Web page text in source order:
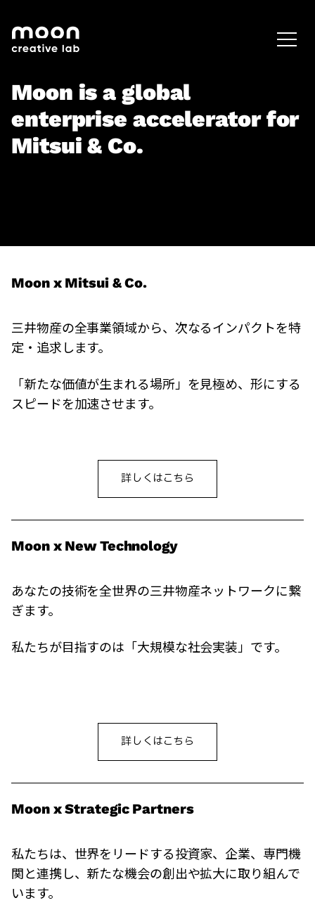
HOME
CAREERS
LEADERSHIP
Moon is a global
enterprise accelerator for
Mitsui & Co.
Moon x Mitsui & Co.
三井物産の全事業領域から、次なるインパクトを特
定・追求します。
「新たな価値が生まれる場所」を見極め、形にする
スピードを加速させます。
詳しくはこちら
Moon x New Technology
あなたの技術を全世界の三井物産ネットワークに繋
ぎます。
私たちが目指すのは「大規模な社会実装」です。
詳しくはこちら
Moon x Strategic Partners
私たちは、世界をリードする投資家、企業、専門機
関と連携し、新たな機会の創出や拡大に取り組んで
います。